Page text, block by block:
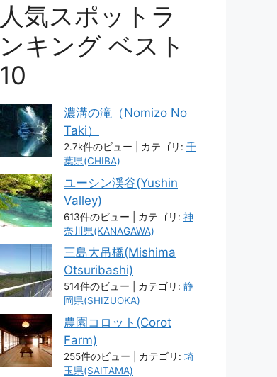
人気スポットラ
ンキング ベスト
10
濃溝の滝（Nomizo No
Taki）
2.7k件のビュー カテゴリ: 千
葉県(CHIBA)
ユーシン渓谷(Yushin
Valley)
613件のビュー カテゴリ: 神
奈川県(KANAGAWA)
三島大吊橋(Mishima
Otsuribashi)
514件のビュー カテゴリ: 静
岡県(SHIZUOKA)
農園コロット(Corot
Farm)
255件のビュー カテゴリ: 埼
玉県(SAITAMA)